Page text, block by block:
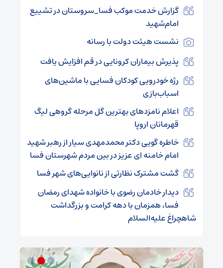
گزارش خدمت موکب فسا_سروستان در تشییع
امام‌شهید
نشست هیئت دولت با رسانه
پذیرش بیماران کرونایی در قم افزایش یافت
رژه خودرویی کودکان فسایی با ماشین‌های
اسباب‌بازی
اعلام نامزدهای بهترین گل مرحله گروهی لیگ
قهرمانان اروپا
خاطره گویی دکتر محمدمهدی سیار از رهبر شهید
امام خامنه ای عزیز در بین مردم شهرستان فسا
گشت مشترک نظارتی از نانوایی‌های شهر فسا
دیدار خادمان رضوی با خانواده شهدای رمضان
فسا، همزمان با دهه کرامت و بزرگداشت
شاهچراغ علیه‌السلام